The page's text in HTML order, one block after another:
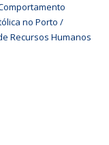
no Porto
Recursos Humanos